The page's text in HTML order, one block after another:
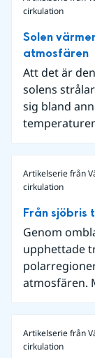
cirkulation
Solen
atmosfären
Att det är
solens
sig bland
Artikelserie från
cirkulation
Från sjöbris
Genom
upphettade
atmosfären.
Artikelserie från
cirkulation